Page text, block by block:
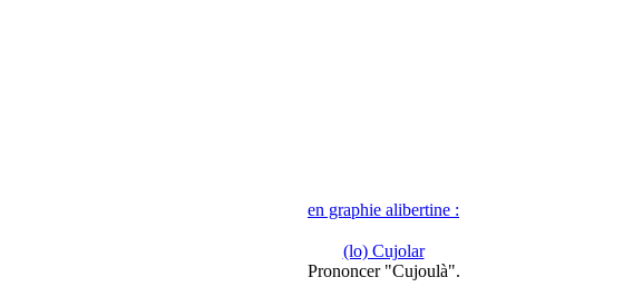
en graphie alibertine :
(lo) Cujolar
Prononcer "Cujoulà".